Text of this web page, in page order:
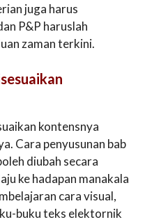
juga harus
P&P haruslah
zaman terkini.
kontensnya
Cara penyusunan bab
diubah secara
ke hadapan manakala
cara visual,
buku teks elektornik